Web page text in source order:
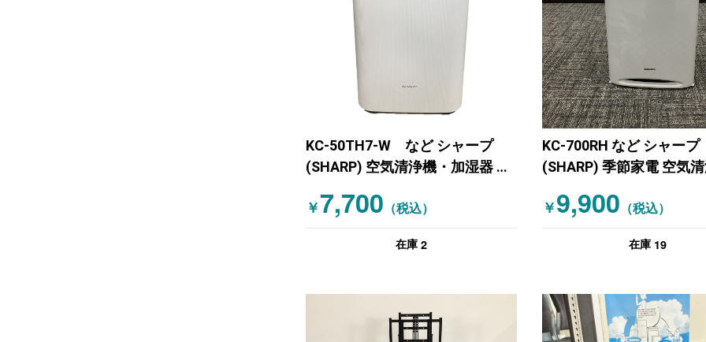
KC-50TH7-W など シャープ
(SHARP) 空気清浄機・加湿器 ホ
￥7,700 （税込）
在庫 2
KC-700RH など シャープ
(SHARP) 季節家電 空気
￥9,900 （税込）
在庫 19